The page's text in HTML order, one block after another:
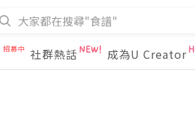
社群熱話 成為U Creator